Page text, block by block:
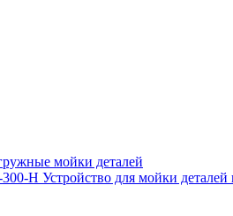
мойки деталей
H Устройство для мойки